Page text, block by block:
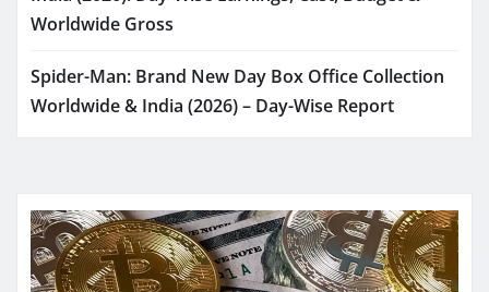
Worldwide Gross
Spider-Man: Brand New Day Box Office Collection
Worldwide & India (2026) – Day-Wise Report